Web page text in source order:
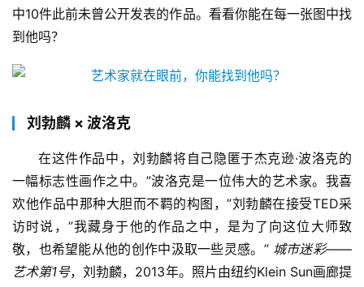
中10件此前未曾公开发表的作品。看看你能在每一张图中找
到他吗？
刘勃麟 × 波洛克
在这件作品中，刘勃麟将自己隐匿于杰克逊·波洛克的
一幅标志性画作之中。”波洛克是一位伟大的艺术家。我喜
欢他作品中那种大胆而不羁的构图，”刘勃麟在接受TED采
访时说，”我藏身于他的作品之中，是为了向这位大师致
敬，也希望能从他的创作中汲取一些灵感。” 城市迷彩——
艺术第1号，刘勃麟，2013年。照片由纽约Klein Sun画廊提